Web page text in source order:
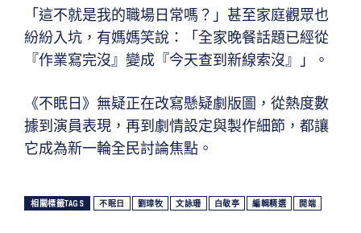
「這不就是我的職場日常嗎？」甚至家庭觀眾也
紛紛入坑，有媽媽笑說：「全家晚餐話題已經從
『作業寫完沒』變成『今天查到新線索沒』」。
《不眠日》無疑正在改寫懸疑劇版圖，從熱度數
據到演員表現，再到劇情設定與製作細節，都讓
它成為新一輪全民討論焦點。
相關標籤TAGS 不眠日 劉璋牧 文詠珊 白敬亭 編輯精選 開端